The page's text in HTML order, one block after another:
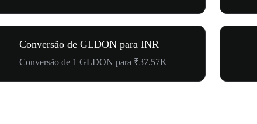
Conversão de GLDON para INR
Conversão de 1 GLDON para ₹37.57K